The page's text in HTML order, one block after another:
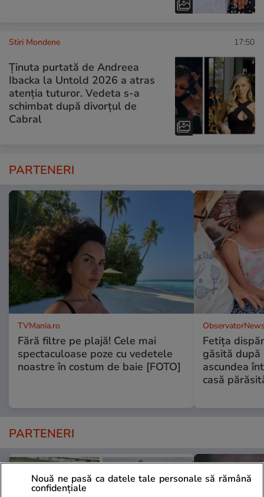
Stiri Mondene 17:50
Ținuta purtată de Andreea
Ibacka la Untold 2026 a atras
atenția tuturor. Vedeta s-a
schimbat după divorțul de
Cabral
PARTENERI
TVMania.ro
Fără filtre pe plajă! Cele mai
spectaculoase poze cu vedetele
noastre în costum de baie [FOTO]
Fetiţa
găsită după
ascundea
casă
PARTENERI
Nouă ne pasă ca datele tale personale să rămână
confidențiale